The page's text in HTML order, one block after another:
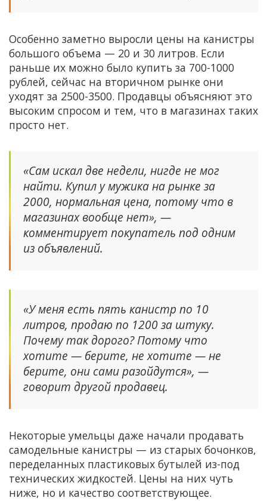
Особенно заметно выросли цены на канистры
большого объема — 20 и 30 литров. Если
раньше их можно было купить за 700-1000
рублей, сейчас на вторичном рынке они
уходят за 2500-3500. Продавцы объясняют это
высоким спросом и тем, что в магазинах таких
просто нет.
«Сам искал две недели, нигде не мог
найти. Купил у мужика на рынке за
2000, нормальная цена, потому что в
магазинах вообще нет», —
комментирует покупатель под одним
из объявлений.
«У меня есть пять канистр по 10
литров, продаю по 1200 за штуку.
Почему так дорого? Потому что
хотите — берите, не хотите — не
берите, они сами разойдутся», —
говорит другой продавец.
Некоторые умельцы даже начали продавать
самодельные канистры — из старых бочонков,
переделанных пластиковых бутылей из-под
технических жидкостей. Цены на них чуть
ниже, но и качество соответствующее.